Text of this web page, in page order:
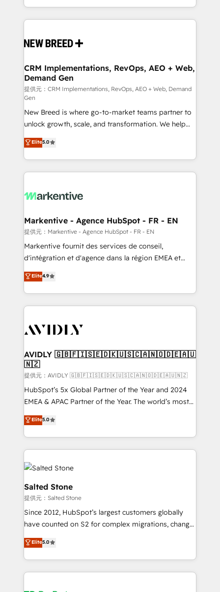
Breeze・Claude等をHubSpotと連携させ、役割定義・
革を、構想から実装・定着までPMOとして主導。「設
の統合・浸透・変革管理を実行します。 ▸ CMS戦略設
計・構築：リード獲得・CVR・SEOを前提にした情報設
計・導線設計・テンプレート設計をContent Hubで一体
提供。 ▸ 既存CRM・MAからの移行支援：Salesforce・
Marketo・Pardot等からの移行、カスタム設計、履歴
データ移行と活用設計まで。 ▸ AEO対応：ChatGPT・
ンツとサイト構造を最適化。 🏆 なぜ100incを選ぶの
か？ ✓ HubSpot Eliteパートナー認定 ✓ HubSpotアワ
ード受賞・HUGリーダー ✓ ISO27001:2022 /
HubSpot大百科 出版 CRM・AI活用に関するご相談、現
せください。
Software) and Point Success Media (Paid Media),
making this the official home for all three brands. 🔄
and system integrations powered by Globalia’s
trainers to drive platform adoption. 📈 Revenue
Generation - Full-funnel marketing and high-
performance advertising via Point Success Media. -
Expert deployment of Breeze AI and custom agents
to automate growth. 🏆 Elite Excellence - 8 platform
accreditations and deep HIPAA-compliance
expertise. - A team of 250+ experts dedicated to
your resilient growth.
CRM Implementations, RevOps, AEO + Web,
Demand Gen
提供元：CRM Implementations, RevOps, AEO + Web, Demand
Gen
New Breed is where go-to-market teams partner to
unlock growth, scale, and transformation. We help
companies activate HubSpot’s AI-powered
customer platform and operationalize HubSpot’s
Loop Marketing framework through expert-led
services, smart agents, and purpose-built apps,
results, fast. ⚙️CRM & RevOps: Align all Hubs to your
🎯Demand Gen & ABM: Drive pipeline with inbound,
ABM, AEO, SEO, & paid media. 👩‍💻Web Design:
Build high-performing websites with UX, messaging,
& conversion strategy that drive results. 🤖AI
AI, & maximize AEO with tailored AI services. 🧩
Integrations: Extend HubSpot with custom
Elite5.0
Markentive - Agence HubSpot - FR - EN
提供元：Markentive - Agence HubSpot - FR - EN
Markentive fournit des services de conseil,
d'intégration et d'agence dans la région EMEA et
North America. Avec plus de 115 experts en
marketing automation, Growth, Revops, CRM et
webdesign. Markentive is both a consulting firm, a
digital agency and an integrator. With over 115
CRM and webdesign (We focus on EMEA - USA
Elite4.9
AVIDLY 🇬🇧🇫🇮🇸🇪🇩🇰🇺🇸🇨🇦🇳🇴🇩🇪🇦🇺
🇳🇿
提供元：AVIDLY 🇬🇧🇫🇮🇸🇪🇩🇰🇺🇸🇨🇦🇳🇴🇩🇪🇦🇺🇳🇿
HubSpot’s 5x Global Partner of the Year and 2024
EMEA & APAC Partner of the Year. The world’s most
experienced and fully accredited HubSpot Solutions
Partner. 🚀 With 2,750+ HubSpot projects delivered
and 370+ specialists across EMEA, APAC and NAM,
we de-risk complex CRM programmes and
accelerate ROI across every HubSpot Hub. 🧭 From
multi-region migrations to AI-powered automation,
we turn complexity into clarity, human at global
scale. 🏆 HubSpot’s CEO called us “the partner of the
future.” Others agree it is proof of trust built through
measurable impact.
Elite5.0
Salted Stone
提供元：Salted Stone
Since 2012, HubSpot’s largest customers globally
have counted on S2 for complex migrations, change
management, systems integration, and creative
solutions that deliver measurable impact and
transform brand experiences As one of the few full-
service creative agencies in the HubSpot
Elite5.0